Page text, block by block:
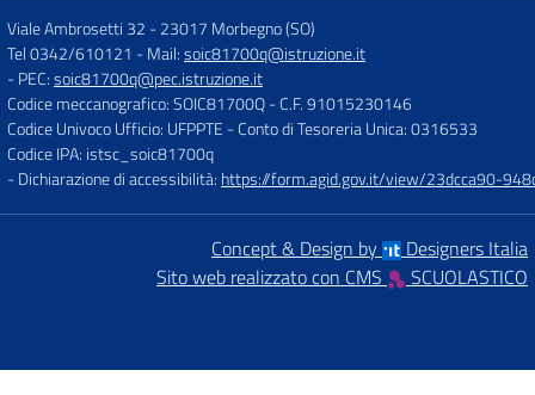
Viale Ambrosetti 32 -23017 Morbegno (SO)
Tel 0342/610121 - Mail:soic81700q@istruzione.it
- PEC:soic81700q@pec.istruzione.it
Codice meccanografico: SOIC81700Q- C.F. 91015230146
Codice Univoco Ufficio: UFPPTE - Conto di Tesoreria Unica: 0316533
Codice IPA: istsc_soic81700q
- Dichiarazione di accessibilità: https://form.agid.gov.it/view/23dcca90-
Concept & Design by
Designers Italia
Sito web realizzato con CMS
SCUOLASTICO